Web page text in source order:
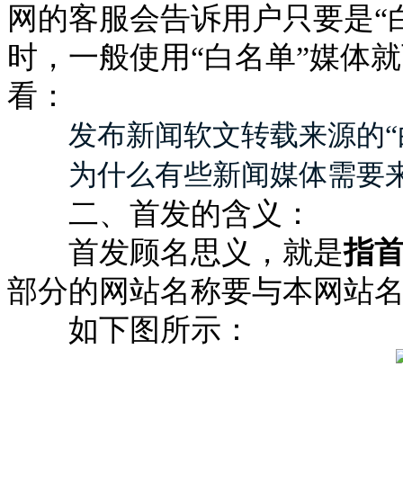
网的客服会告诉用户只要是
时，一般使用“白名单”媒体
看：
发布新闻软文转载来源的
为什么有些新闻媒体需要
二、首发的含义：
首发顾名思义，就是指
部分的网站名称要与本网站
如下图所示：